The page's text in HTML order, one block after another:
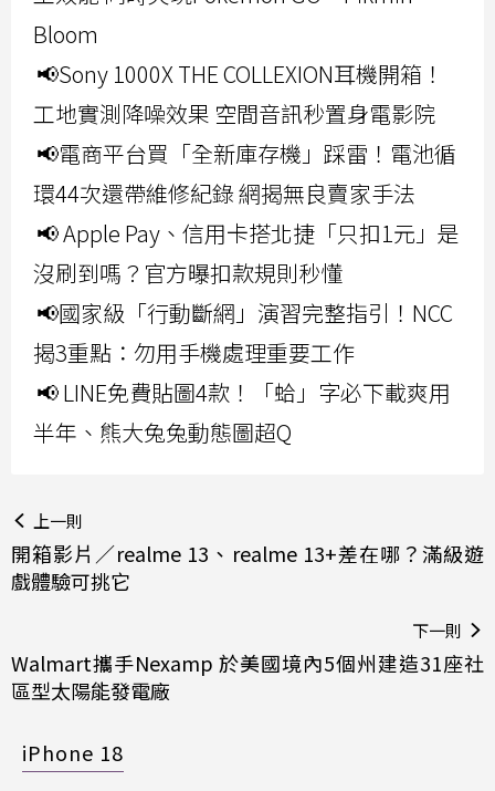
Bloom
📢Sony 1000X THE COLLEXION耳機開箱！
工地實測降噪效果 空間音訊秒置身電影院
📢電商平台買「全新庫存機」踩雷！電池循
環44次還帶維修紀錄 網揭無良賣家手法
📢 Apple Pay、信用卡搭北捷「只扣1元」是
沒刷到嗎？官方曝扣款規則秒懂
📢國家級「行動斷網」演習完整指引！NCC
揭3重點：勿用手機處理重要工作
📢 LINE免費貼圖4款！「蛤」字必下載爽用
半年、熊大兔兔動態圖超Q
上一則
開箱影片／realme 13、realme 13+差在哪？滿級遊
戲體驗可挑它
下一則
Walmart攜手Nexamp 於美國境內5個州建造31座社
區型太陽能發電廠
iPhone 18